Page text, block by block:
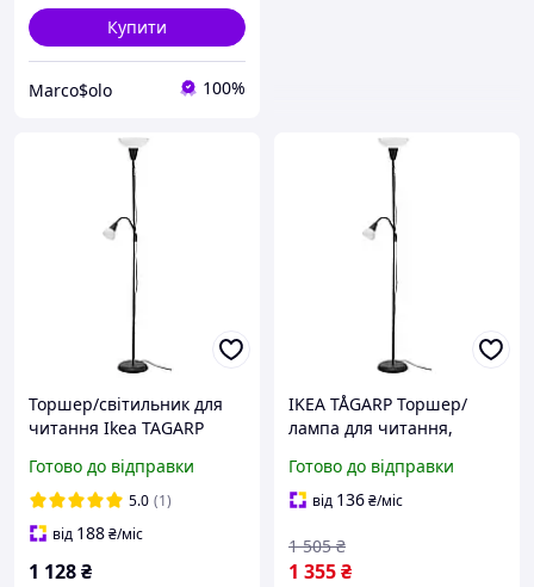
Купити
Marco$olo 100%
Торшер/світильник для
читання Ikea TAGARP
Готово до відправки
5.0 (1)
від 188₴/міс
1 128₴
IKEA TÅGARP Торшер/
лампа для читання,
Готово до відправки
від 136₴/міс
1 355₴
1 505 ₴